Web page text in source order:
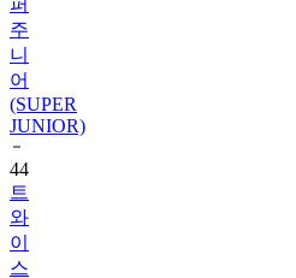
니
어
(SUPER
JUNIOR)
44
트
와
이
스
(TWICE)